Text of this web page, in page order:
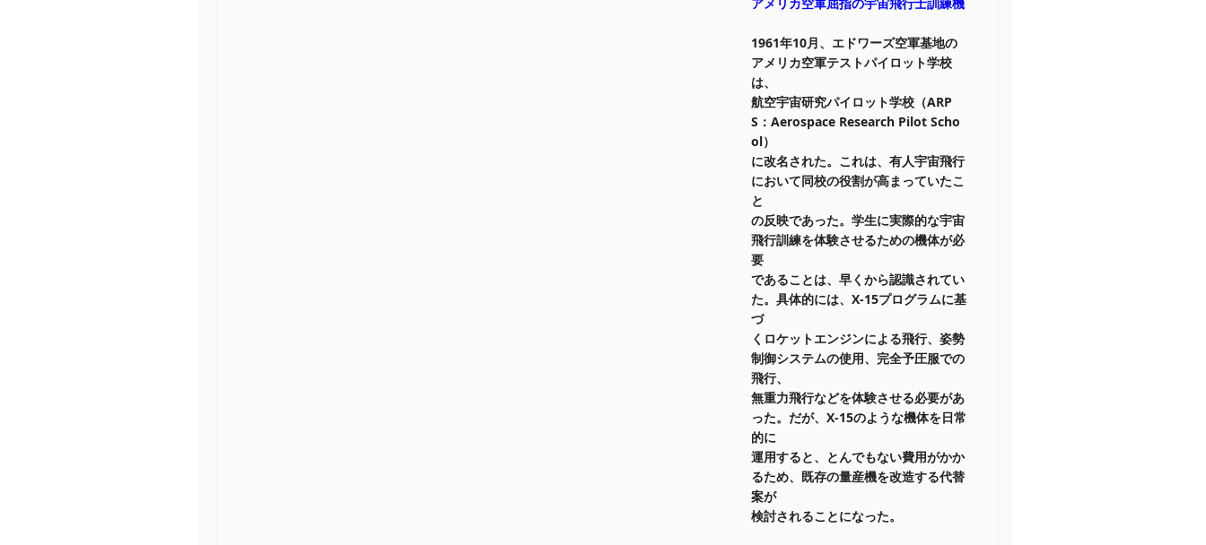
1961年10月、エドワーズ空軍基地の
アメリカ空軍テストパイロット学校
は、
航空宇宙研究パイロット学校（ARP
S：Aerospace Research Pilot Scho
ol）
に改名された。これは、有人宇宙飛行
において同校の役割が高まっていたこ
と
の反映であった。学生に実際的な宇宙
飛行訓練を体験させるための機体が必
要
であることは、早くから認識されてい
た。具体的には、X-15プログラムに基
づ
くロケットエンジンによる飛行、姿勢
制御システムの使用、完全予圧服での
飛行、
無重力飛行などを体験させる必要があ
った。だが、X-15のような機体を日常
的に
運用すると、とんでもない費用がかか
るため、既存の量産機を改造する代替
案が
検討されることになった。